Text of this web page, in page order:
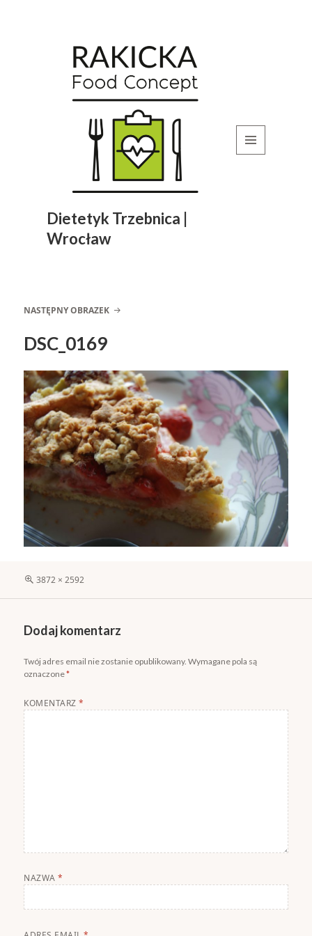
Dietetyk Trzebnica |
Wrocław
NASTĘPNY OBRAZEK
DSC_0169
Pełny
3872 × 2592
Dodaj komentarz
Twój adres email nie zostanie opublikowany. Wymagane pola są
oznaczone*
KOMENTARZ*
NAZWA*